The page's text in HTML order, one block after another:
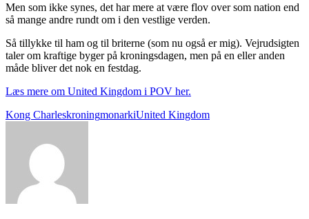
Men som ikke synes, det har mere at være flov over som nation end
så mange andre rundt om i den vestlige verden.
Så tillykke til ham og til briterne (som nu også er mig). Vejrudsigten
taler om kraftige byger på kroningsdagen, men på en eller anden
måde bliver det nok en festdag.
Læs mere om United Kingdom i POV her.
Kong CharleskroningmonarkiUnited Kingdom